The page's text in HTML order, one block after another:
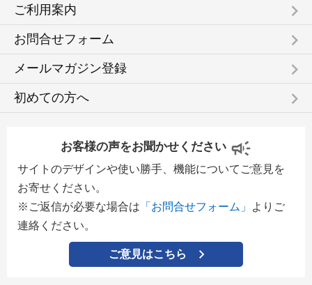
ご利用案内 keyboard_arrow_right
お問合せフォーム keyboard_arrow_right
メールマガジン登録 keyboard_arrow_right
初めての方へ keyboard_arrow_right
お客様の声をお聞かせください
サイトのデザインや使い勝手、機能についてご意見を
お寄せください。
※ご返信が必要な場合は 「お問合せフォーム」
よりご
連絡ください。
ご意見はこちら